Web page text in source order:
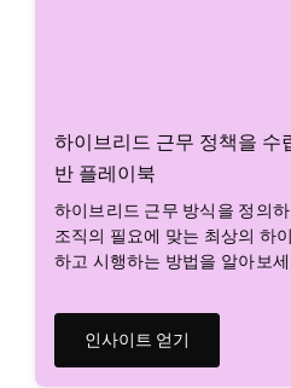
하이브리드 근무 정책을 수
반 플레이북
하이브리드 근무 방식을 정의
조직의 필요에 맞는 최상의 하
하고 시행하는 방법을 알아보
인사이트 얻기